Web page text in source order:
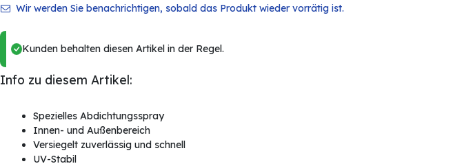
Wir werden Sie benachrichtigen, sobald das Produkt wieder vorrätig ist.
Kunden behalten diesen Artikel in der Regel.
Info zu diesem Artikel:
Spezielles Abdichtungsspray
Innen- und Außenbereich
Versiegelt zuverlässig und schnell
UV-Stabil